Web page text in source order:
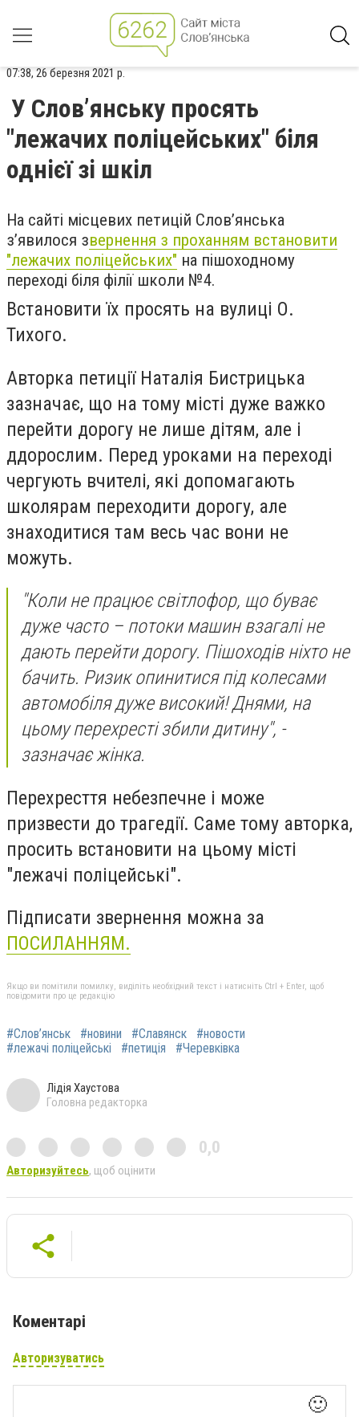
07:38, 26 березня 2021 р.
У Слов’янську просять
"лежачих поліцейських" біля
однієї зі шкіл
На сайті місцевих петицій Слов’янська
з’явилося звернення з проханням встановити
"лежачих поліцейських" на пішоходному
переході біля філії школи №4.
Встановити їх просять на вулиці О.
Тихого.
Авторка петиції Наталія Бистрицька
зазначає, що на тому місті дуже важко
перейти дорогу не лише дітям, але і
ддорослим. Перед уроками на переході
чергують вчителі, які допомагають
школярам переходити дорогу, але
знаходитися там весь час вони не
можуть.
"Коли не працює світлофор, що буває
дуже часто – потоки машин взагалі не
дають перейти дорогу. Пішоходів ніхто не
бачить. Ризик опинитися під колесами
автомобіля дуже високий! Днями, на
цьому перехресті збили дитину", -
зазначає жінка.
Перехресття небезпечне і може
призвести до трагедії. Саме тому авторка,
просить встановити на цьому місті
"лежачі поліцейські".
Підписати звернення можна за
ПОСИЛАННЯМ.
Якщо ви помітили помилку, виділіть необхідний текст і натисніть Ctrl + Enter, щоб
повідомити про це редакцію
#Слов’янськ #новини #Славянск
#новости
#лежачі поліцейські
#петиція #Черевківка
Лідія Хаустова
Головна редакторка
0,0
Авторизуйтесь, щоб оцінити
Коментарі
Авторизуватись
🙂